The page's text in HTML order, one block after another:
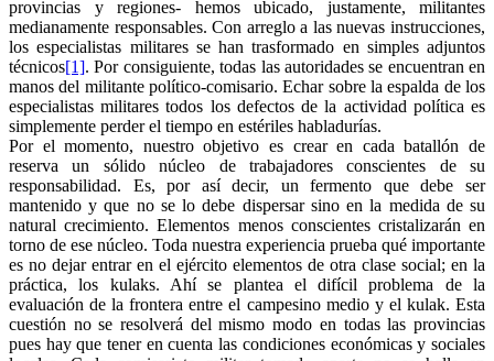
provincias y regiones- hemos ubicado, justamente, militantes
medianamente responsables. Con arreglo a las nuevas instrucciones,
los especialistas militares se han trasformado en simples adjuntos
técnicos[1]. Por consiguiente, todas las autoridades se encuentran en
manos del militante político-comisario. Echar sobre la espalda de los
especialistas militares todos los defectos de la actividad política es
simplemente perder el tiempo en estériles habladurías.
Por el momento, nuestro objetivo es crear en cada batallón de
reserva un sólido núcleo de trabajadores conscientes de su
responsabilidad. Es, por así decir, un fermento que debe ser
mantenido y que no se lo debe dispersar sino en la medida de su
natural crecimiento. Elementos menos conscientes cristalizarán en
torno de ese núcleo. Toda nuestra experiencia prueba qué importante
es no dejar entrar en el ejército elementos de otra clase social; en la
práctica, los kulaks. Ahí se plantea el difícil problema de la
evaluación de la frontera entre el campesino medio y el kulak. Esta
cuestión no se resolverá del mismo modo en todas las provincias
pues hay que tener en cuenta las condiciones económicas y sociales